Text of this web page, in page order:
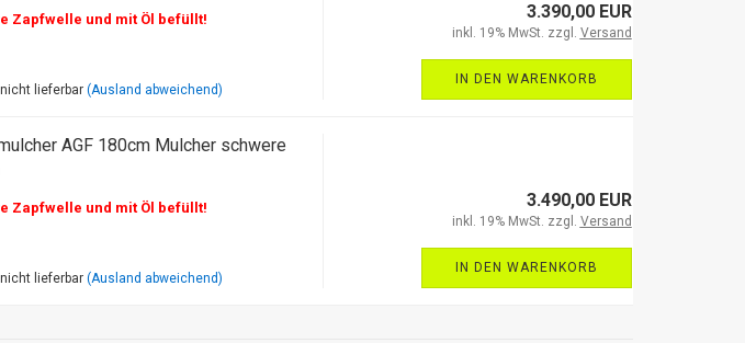
Zapfwelle und mit Öl befüllt!
lieferbar (Ausland abweichend)
3.390,00 EUR
inkl. 19% MwSt. zzgl. Versand
IN DEN WARENKORB
AGF 180cm Mulcher schwere
Zapfwelle und mit Öl befüllt!
lieferbar (Ausland abweichend)
3.490,00 EUR
inkl. 19% MwSt. zzgl. Versand
IN DEN WARENKORB